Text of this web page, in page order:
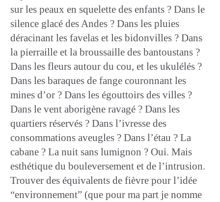
sur les peaux en squelette des enfants ? Dans le
silence glacé des Andes ? Dans les pluies
déracinant les favelas et les bidonvilles ? Dans
la pierraille et la broussaille des bantoustans ?
Dans les fleurs autour du cou, et les ukulélés ?
Dans les baraques de fange couronnant les
mines d’or ? Dans les égouttoirs des villes ?
Dans le vent aborigène ravagé ? Dans les
quartiers réservés ? Dans l’ivresse des
consommations aveugles ? Dans l’étau ? La
cabane ? La nuit sans lumignon ? Oui. Mais
esthétique du bouleversement et de l’intrusion.
Trouver des équivalents de fièvre pour l’idée
“environnement” (que pour ma part je nomme